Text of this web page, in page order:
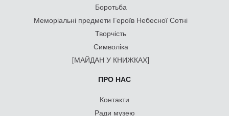
Боротьба
Меморіальні предмети Героїв Небесної Сотні
Творчість
Символіка
[МАЙДАН У КНИЖКАХ]
ПРО НАС
Контакти
Ради музею